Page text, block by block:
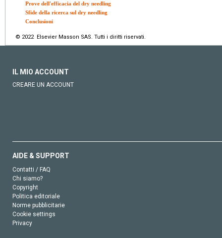
Prove dell'efficacia del dry needling
Sfide della ricerca sul dry needling
Conclusioni
© 2022 Elsevier Masson SAS. Tutti i diritti riservati.
IL MIO ACCOUNT
CREARE UN ACCOUNT
AIDE & SUPPORT
Contatti / FAQ
Chi siamo?
Copyright
Politica editoriale
Norme pubblicitarie
Cookie settings
Privacy